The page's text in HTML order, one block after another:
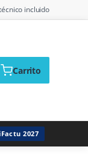
incluido
Carrito
2027